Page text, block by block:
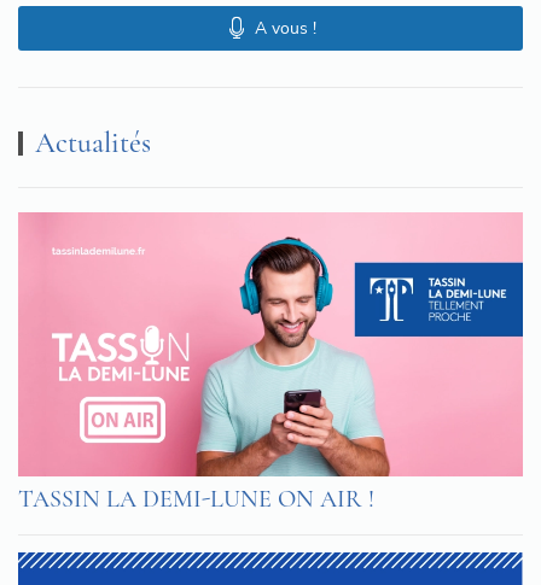
A vous !
Actualités
TASSIN LA DEMI-LUNE ON AIR !